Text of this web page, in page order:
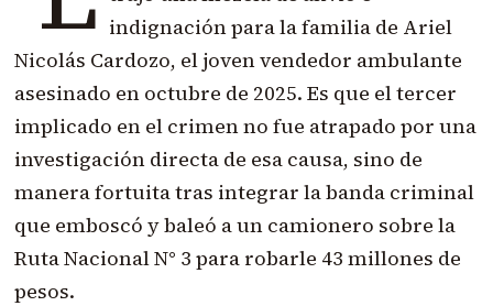
indignación para la familia de Ariel
Nicolás Cardozo, el joven vendedor ambulante
asesinado en octubre de 2025. Es que el tercer
implicado en el crimen no fue atrapado por una
investigación directa de esa causa, sino de
manera fortuita tras integrar la banda criminal
que emboscó y baleó a un camionero sobre la
Ruta Nacional N° 3 para robarle 43 millones de
pesos.